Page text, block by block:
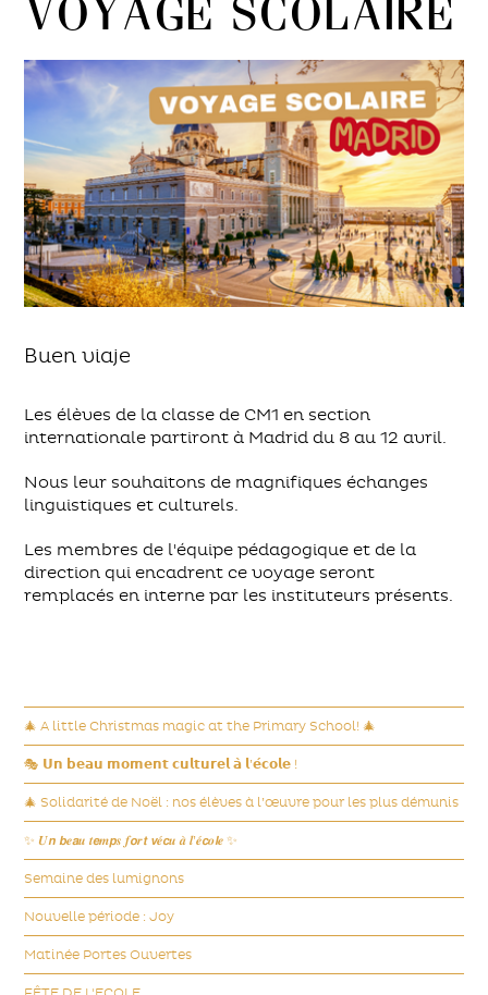
Buen viaje
Les élèves de la classe de CM1 en section
internationale partiront à Madrid du 8 au 12 avril.
Nous leur souhaitons de magnifiques échanges
linguistiques et culturels.
Les membres de l'équipe pédagogique et de la
direction qui encadrent ce voyage seront
remplacés en interne par les instituteurs présents.
🎄 A little Christmas magic at the Primary School! 🎄
🎭 𝗨𝗻 𝗯𝗲𝗮𝘂 𝗺𝗼𝗺𝗲𝗻𝘁 𝗰𝘂𝗹𝘁𝘂𝗿𝗲𝗹 𝗮̀ 𝗹’𝗲́𝗰𝗼𝗹𝗲 !
🎄 Solidarité de Noël : nos élèves à l’œuvre pour les plus démunis
✨ 𝑼𝙣 𝙗𝒆𝙖𝒖 𝒕𝙚𝒎𝙥𝒔 𝒇𝙤𝒓𝙩 𝙫𝒆́𝙘𝒖 𝒂̀ 𝒍’𝒆́𝙘𝒐𝙡𝒆 ✨
Semaine des lumignons
Nouvelle période : Joy
Matinée Portes Ouvertes